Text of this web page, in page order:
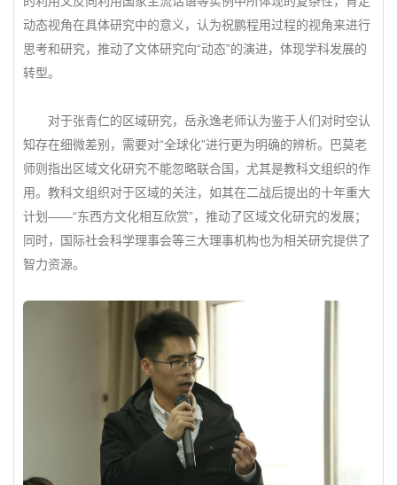
动态视角在具体研究中的意义，认为祝鹏程用过程的视角来进行
思考和研究，推动了文体研究向“动态”的演进，体现学科发展的
转型。
对于张青仁的区域研究，岳永逸老师认为鉴于人们对时空认
知存在细微差别，需要对“全球化”进行更为明确的辨析。巴莫老
师则指出区域文化研究不能忽略联合国，尤其是教科文组织的作
用。教科文组织对于区域的关注，如其在二战后提出的十年重大
计划——“东西方文化相互欣赏”，推动了区域文化研究的发展；
同时，国际社会科学理事会等三大理事机构也为相关研究提供了
智力资源。